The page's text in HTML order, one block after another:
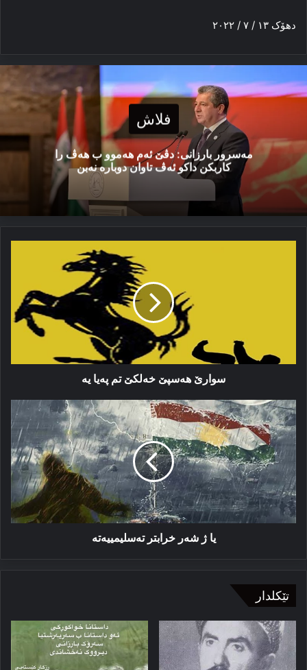
دهۆک ١٣ / ٧ / ٢٠٢٢
فلاش
مەسرور بارزانی: دڤێ ئەم هەموو ب هەڤ را
کاربکن داکو ئەڤ تاوان دوبارە نەبن
سوارێ
سوارێ هه‌سپێ خه‌لکێ تم په‌یا یه‌
یا
ژ
شەر
خرابتر
تەسلیمییەتە
یا ژ شەر خرابتر تەسلیمییەتە
تێکلدار